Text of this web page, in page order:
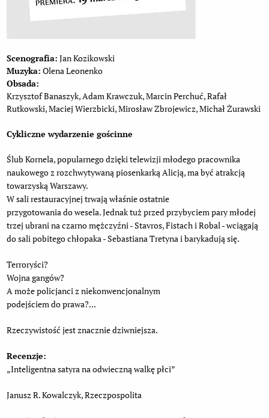
Scenografia: Jan Kozikowski
Muzyka: Olena Leonenko
Obsada:
Krzysztof Banaszyk, Adam Krawczuk, Marcin Perchuć, Rafał
Rutkowski, Maciej Wierzbicki, Mirosław Zbrojewicz, Michał Żurawski
Cykliczne wydarzenie gościnne
Ślub Kornela, popularnego dzięki telewizji młodego pracownika
naukowego z rozchwytywaną piosenkarką Alicją, ma być atrakcją
towarzyską Warszawy.
W sali restauracyjnej trwają właśnie ostatnie
przygotowania do wesela. Jednak tuż przed przybyciem pary młodej
trzej ubrani na czarno mężczyźni - Stavros, Fistach i Robal - wciągają
do sali pobitego chłopaka - Sebastiana Tretyna i barykadują się.
Terroryści?
Wojna gangów?
A może policjanci z niekonwencjonalnym
podejściem do prawa?...
Rzeczywistość jest znacznie dziwniejsza.
Recenzje:
„Inteligentna satyra na odwieczną walkę płci”
Janusz R. Kowalczyk, Rzeczpospolita